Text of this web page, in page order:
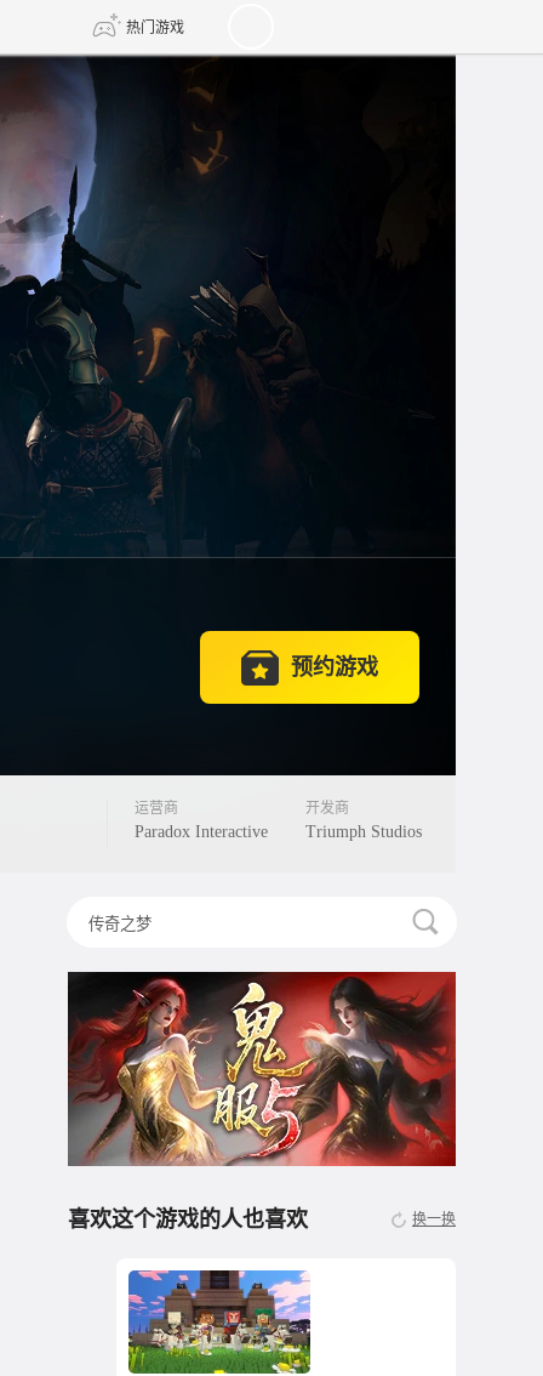
热门游戏
剑网3旗舰版
诛仙世界 新仙侠5
预约游戏
运营商
Paradox Interactive
开发商
Triumph Studios
喜欢这个游戏的人也喜欢 换一换